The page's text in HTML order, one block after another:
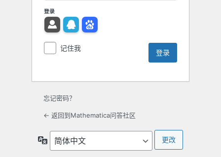
登录
记住我
忘记密码？
← 返回到Mathematica问答社区
言